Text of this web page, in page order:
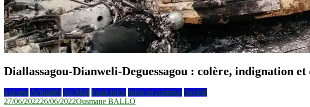
Diallassagou-Dianweli-Deguessagou : colère, indignation et
à la une Actualités Au Mali Flash infos Infos en continus Société
27/06/202226/06/2022Ousmane BALLO